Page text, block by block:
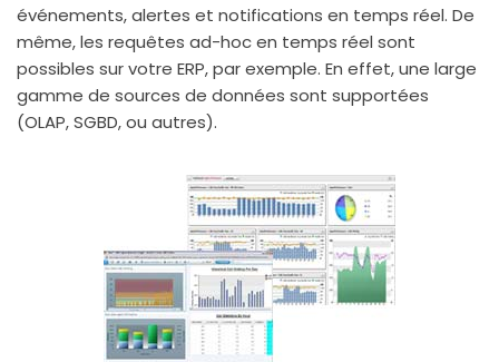
événements, alertes et notifications en temps réel. De
même, les requêtes ad-hoc en temps réel sont
possibles sur votre ERP, par exemple. En effet, une large
gamme de sources de données sont supportées
(OLAP, SGBD, ou autres).